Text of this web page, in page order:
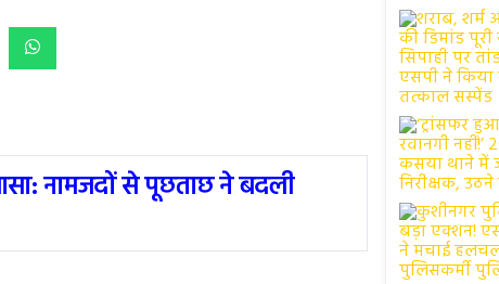
नामजदों से पूछताछ ने बदली